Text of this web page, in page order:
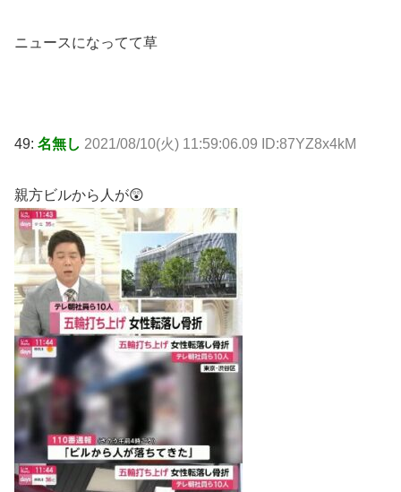
ニュースになってて草
49: 名無し 2021/08/10(火) 11:59:06.09 ID:87YZ8x4kM
親方ビルから人が😲